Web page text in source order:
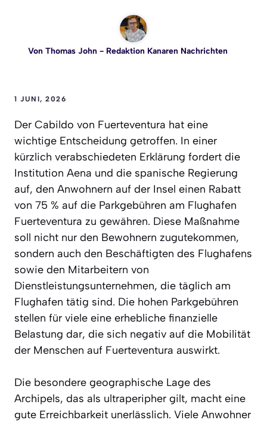
Von Thomas John- Redaktion Kanaren Nachrichten
1 JUNI, 2026
Der Cabildo von Fuerteventura hat eine
wichtige Entscheidung getroffen. In einer
kürzlich verabschiedeten Erklärung fordert die
Institution Aena und die spanische Regierung
auf, den Anwohnern auf der Insel einen Rabatt
von 75 % auf die Parkgebühren am Flughafen
Fuerteventura zu gewähren. Diese Maßnahme
soll nicht nur den Bewohnern zugutekommen,
sondern auch den Beschäftigten des Flughafens
sowie den Mitarbeitern von
Dienstleistungsunternehmen, die täglich am
Flughafen tätig sind. Die hohen Parkgebühren
stellen für viele eine erhebliche finanzielle
Belastung dar, die sich negativ auf die Mobilität
der Menschen auf Fuerteventura auswirkt.
Die besondere geographische Lage des
Archipels, das als ultraperipher gilt, macht eine
gute Erreichbarkeit unerlässlich. Viele Anwohner